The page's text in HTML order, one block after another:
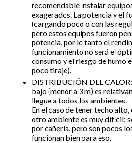
recomendable instalar
exagerados. La potencia y el
(cargando poco o con las
pero estos equipos fueron
potencia, por lo tanto el
funcionamiento no será el
consumo y el riesgo de humo
poco tiraje).
DISTRIBUCIÓN DEL
bajo (menor a 3 m) es
llegue a todos los ambientes.
En el caso de tener techo alto,
otro ambiente es muy difícil;
por cañería, pero son pocos
funcionan bien para eso.